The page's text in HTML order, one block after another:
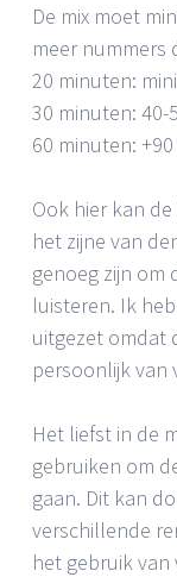
De mix moet
meer nummers
20 minuten:
30 minuten: 40-
60 minuten:
Ook hier kan
het zijne van
genoeg zijn om
luisteren. Ik
uitgezet omdat
persoonlijk van
Het liefst in de
gebruiken om
gaan. Dit kan
verschillende
het gebruik